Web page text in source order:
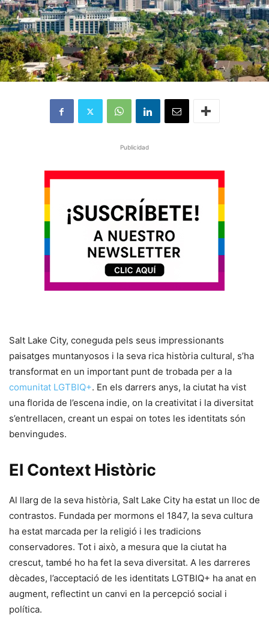
Publicidad
Salt Lake City, coneguda pels seus impressionants
paisatges muntanyosos i la seva rica història cultural, s’ha
transformat en un important punt de trobada per a la
comunitat LGTBIQ+. En els darrers anys, la ciutat ha vist
una florida de l’escena indie, on la creativitat i la diversitat
s’entrellacen, creant un espai on totes les identitats són
benvingudes.
El Context Històric
Al llarg de la seva història, Salt Lake City ha estat un lloc de
contrastos. Fundada per mormons el 1847, la seva cultura
ha estat marcada per la religió i les tradicions
conservadores. Tot i això, a mesura que la ciutat ha
crescut, també ho ha fet la seva diversitat. A les darreres
dècades, l’acceptació de les identitats LGTBIQ+ ha anat en
augment, reflectint un canvi en la percepció social i
política.